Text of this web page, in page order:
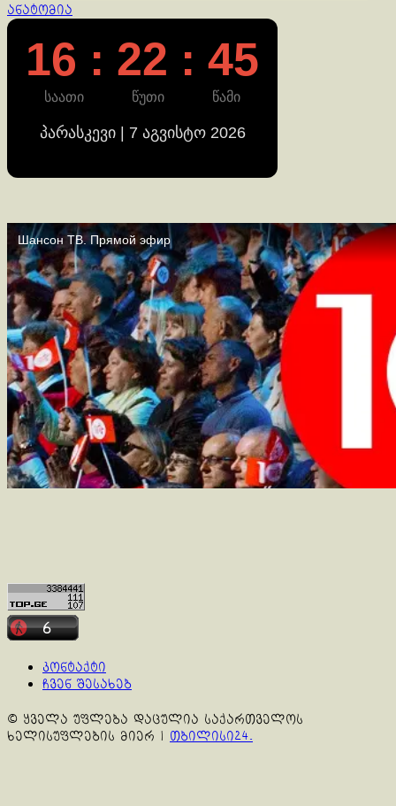
ანატომია
16 : 22 : 46
საათი წუთი წამი
პარასკევი | 7 აგვისტო 2026
კონტაქტი
ჩვენ შესახებ
© ყველა უფლება დაცულია საქართველოს
ხელისუფლების მიერ | თბილისი24.